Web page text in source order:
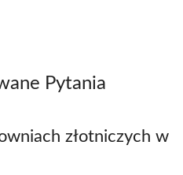
Pytania
złotniczych w